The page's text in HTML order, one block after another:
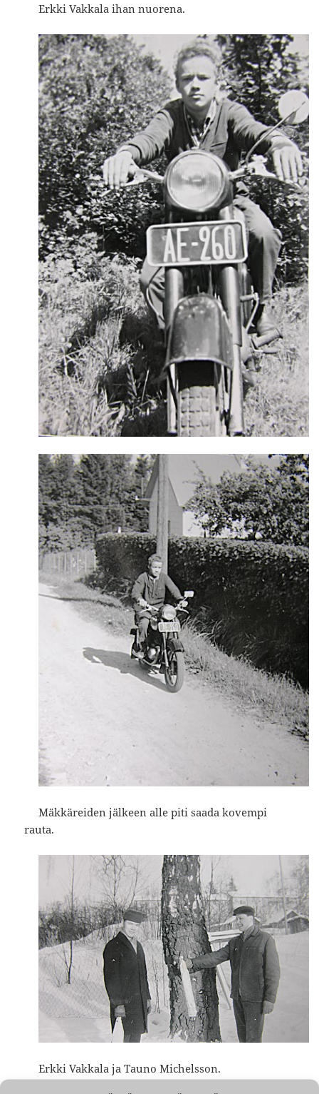
Erkki Vakkala ihan nuorena.
Mäkkäreiden jälkeen alle piti saada kovempi
rauta.
Erkki Vakkala jaTaunoMichelsson.